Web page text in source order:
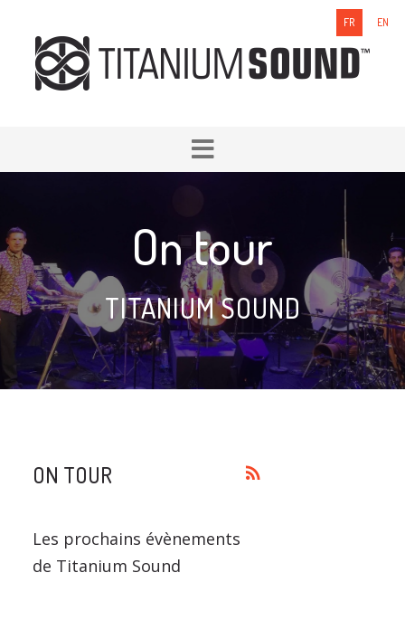
FR EN
On tour
TITANIUM SOUND
rss_feed
ON TOUR
Les prochains évènements
de Titanium Sound